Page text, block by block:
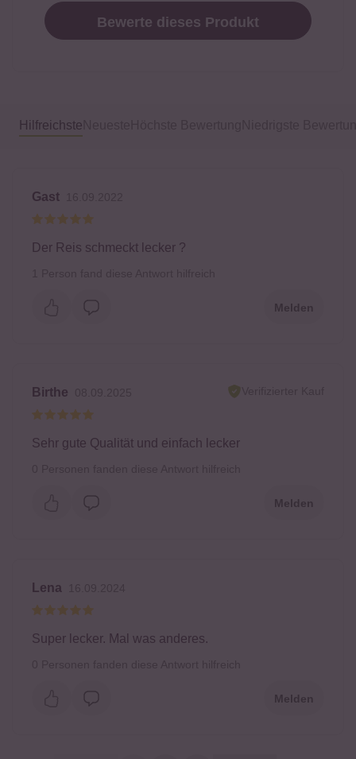
Bewerte dieses Produkt
Hilfreichste
Gast
Der Reis schmeckt lecker ?
Melden
Birthe
Sehr gute Qualität und einfach lecker
Melden
Lena
Super lecker. Mal was anderes.
Melden